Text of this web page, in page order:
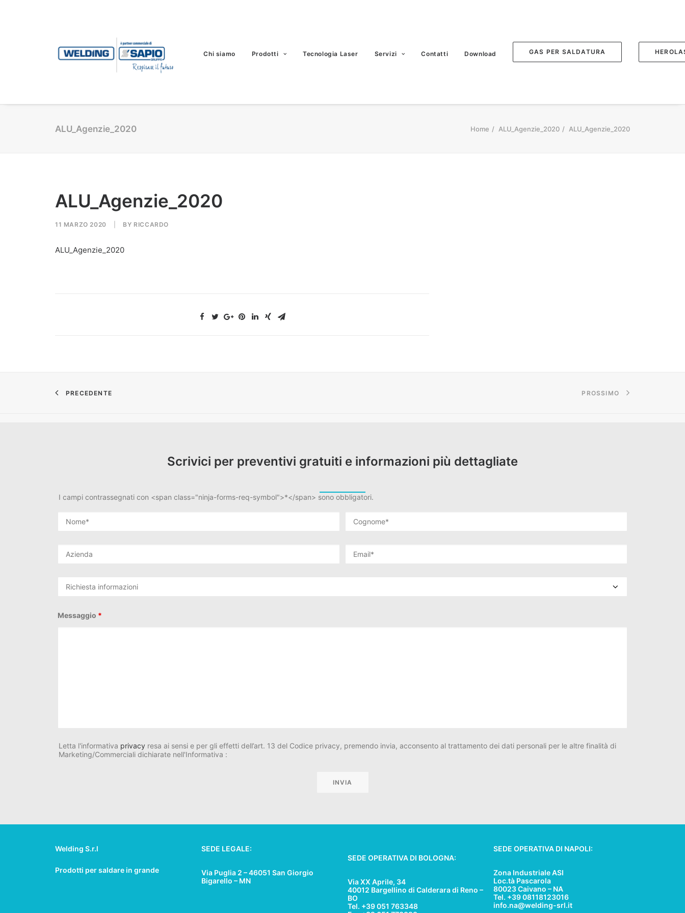
Chi siamo Prodotti Tecnologia Laser Servizi Contatti Download GAS PER SALDATURA
ALU_Agenzie_2020 Home ALU_Agenzie_2020 ALU_Agenzie_2020
ALU_Agenzie_2020
11 MARZO 2020 BY RICCARDO
ALU_Agenzie_2020
PRECEDENTE PROSSIMO
Scrivici per preventivi gratuiti e informazioni più dettagliate
I campi contrassegnati con <span class="ninja-forms-req-symbol">*</span> sono obbligatori.
Messaggio *
Letta l'informativa privacy resa ai sensi e per gli effetti dell’art. 13 del Codice privacy, premendo invia, acconsento al trattamento dei dati personali per le altre finalità di
Marketing/Commerciali dichiarate nell'Informativa :
Welding S.r.l
Prodotti per saldare in grande
SEDE LEGALE:
Via Puglia 2 – 46051 San Giorgio
Bigarello – MN
SEDE OPERATIVA DI BOLOGNA:
Via XX Aprile, 34
40012 Bargellino di Calderara di Reno –
BO
Tel. +39 051 763348
SEDE OPERATIVA DI NAPOLI:
Zona Industriale ASI
Loc.tà Pascarola
80023 Caivano – NA
Tel. +39 08118123016
info.na@welding-srl.it